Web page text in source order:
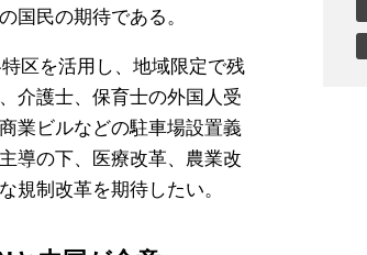
国民の期待である。
区を活用し、地域限定で残
介護士、保育士の外国人受
業ビルなどの駐車場設置義
導の下、医療改革、農業改
制改革を期待したい。